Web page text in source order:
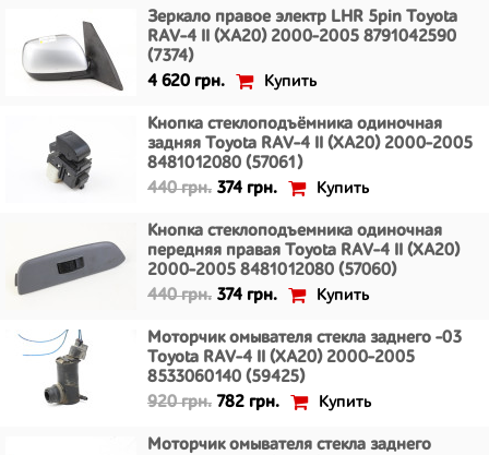
Зеркало правое электр LHR 5pin Toyota
RAV-4 II (XA20) 2000-2005 8791042590
(7374)
4 620 грн.
Купить
Кнопка стеклоподъёмника одиночная
задняя Toyota RAV-4 II (XA20) 2000-2005
8481012080 (57061)
440 грн. 374 грн. Купить
Кнопка стеклоподъемника одиночная
передняя правая Toyota RAV-4 II (XA20)
2000-2005 8481012080 (57060)
440 грн. 374 грн. Купить
Моторчик омывателя стекла заднего -03
Toyota RAV-4 II (XA20) 2000-2005
8533060140 (59425)
920 грн. 782 грн. Купить
Моторчик омывателя стекла заднего